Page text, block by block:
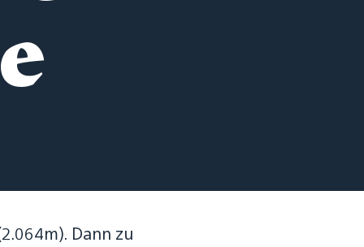
Dann zu